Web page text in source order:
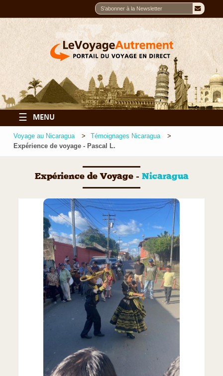
☰ MENU
Voyage au Nicaragua
Témoignages Nicaragua
Expérience de voyage - Pascal L.
Expérience de Voyage - Nicaragua